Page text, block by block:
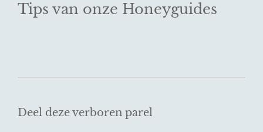
Tips van onze Honeyguides
Deel deze verboren parel